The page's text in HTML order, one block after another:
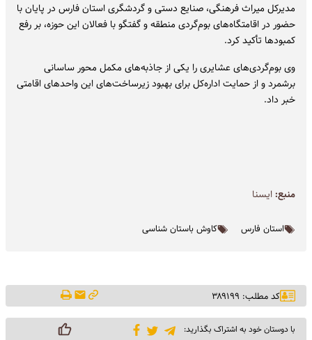
مدیرکل میراث فرهنگی، صنایع دستی و گردشگری استان فارس در پایان با
حضور در اقامتگاه‌های بوم‌گردی منطقه و گفتگو با فعالان این حوزه، بر رفع
کمبودها تأکید کرد.
وی بوم‌گردی‌های عشایری را یکی از جاذبه‌های مکمل محور ساسانی
برشمرد و از حمایت اداره‌کل برای بهبود زیرساخت‌های این واحدهای اقامتی
خبر داد.
منبع:ايسنا
استان فارس کاوش باستان شناسی
کد مطلب: ۳۸۹۱۹۹
با دوستان خود به اشتراک بگذارید: